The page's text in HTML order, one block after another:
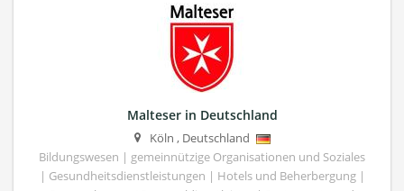
Malteser in Deutschland
Köln , Deutschland
Bildungswesen | gemeinnützige Organisationen und Soziales
| Gesundheitsdienstleistungen | Hotels und Beherbergung |